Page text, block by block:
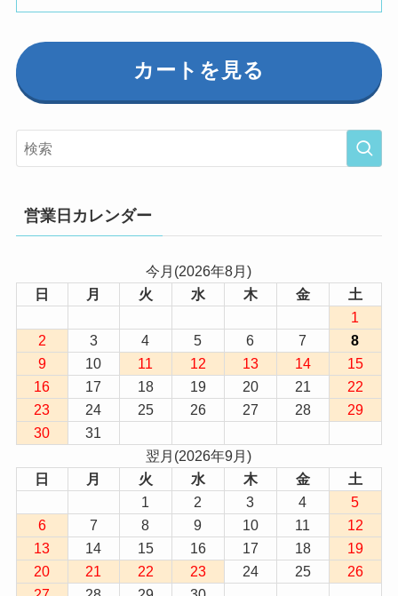
カートを見る
営業日カレンダー
今月(2026年8月)
日
月 火 水 木 金
土
1
2
3 4 5 6 7
8
9
10 11 12 13 14
15
16
17 18 19 20 21
22
23
24 25 26 27 28
29
30
31
翌月(2026年9月)
日
月 火 水 木 金
土
1
2 3 4
5
6
7 8 9 10 11
12
13
14 15 16 17 18
19
20
21 22 23 24 25
26